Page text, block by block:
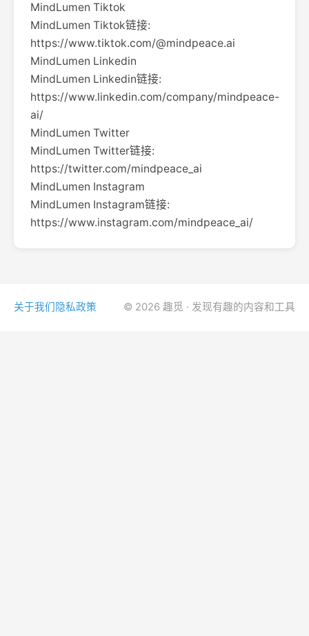
MindLumen Tiktok
MindLumen Tiktok链接:
https://www.tiktok.com/@mindpeace.ai
MindLumen Linkedin
MindLumen Linkedin链接:
https://www.linkedin.com/company/mindpeace-
ai/
MindLumen Twitter
MindLumen Twitter链接:
https://twitter.com/mindpeace_ai
MindLumen Instagram
MindLumen Instagram链接:
https://www.instagram.com/mindpeace_ai/
关于我们 隐私政策 © 2026 趣觅 · 发现有趣的内容和工具